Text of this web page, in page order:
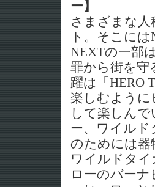
ー】
さまざまな人
ト。そこに
NEXTの一部
罪から街を守
躍は「HERO
楽しむように
して楽しん
ー、ワイルド
のためには器
ワイルドタ
ローのバー